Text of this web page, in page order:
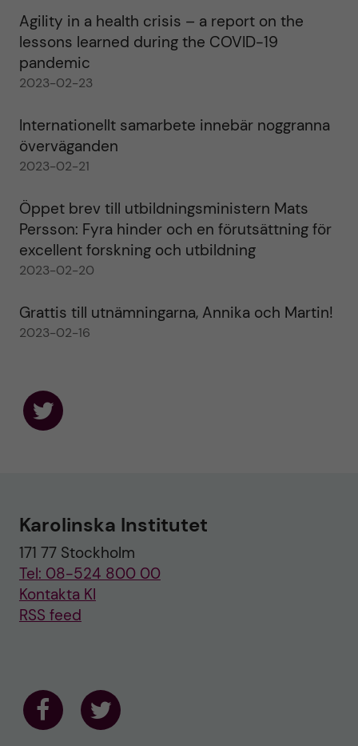
Agility in a health crisis – a report on the
lessons learned during the COVID-19
pandemic
2023-02-23
Internationellt samarbete innebär noggranna
överväganden
2023-02-21
Öppet brev till utbildningsministern Mats
Persson: Fyra hinder och en förutsättning för
excellent forskning och utbildning
2023-02-20
Grattis till utnämningarna, Annika och Martin!
2023-02-16
F
s
n
T
w
i
t
t
e
Karolinska Institutet
171 77 Stockholm
Tel: 08-524 800 00
Kontakta KI
RSS feed
F F